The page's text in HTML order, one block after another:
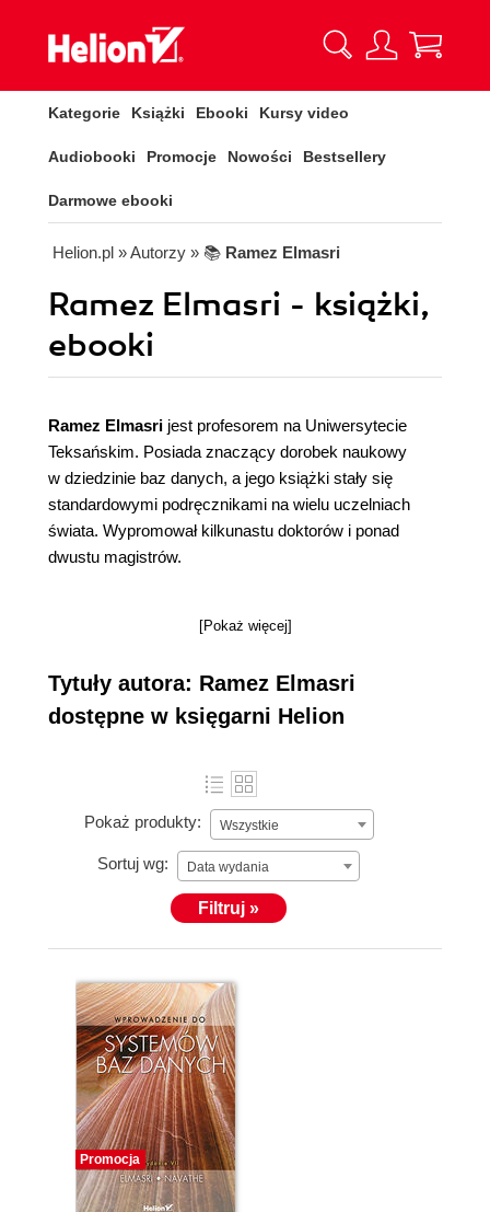
Kategorie Książki Ebooki Kursy video
Audiobooki Promocje Nowości Bestsellery
Darmowe ebooki
Helion.pl » Autorzy » 📚 Ramez Elmasri
Ramez Elmasri - książki,
ebooki
Ramez Elmasri jest profesorem na Uniwersytecie
Teksańskim. Posiada znaczący dorobek naukowy
w dziedzinie baz danych, a jego książki stały się
standardowymi podręcznikami na wielu uczelniach
świata. Wypromował kilkunastu doktorów i ponad
dwustu magistrów.
[Pokaż więcej]
Tytuły autora: Ramez Elmasri
dostępne w księgarni Helion
Pokaż produkty: Wszystkie
Sortuj wg: Data wydania
Filtruj »
Promocja